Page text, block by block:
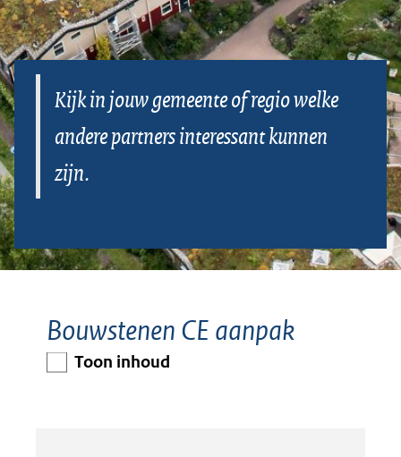
de
regio
(niet
overheden)
Kijk in jouw gemeente of regio welke
andere partners interessant kunnen
zijn.
Bouwstenen CE aanpak
Toon inhoud